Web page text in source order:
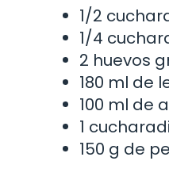
1/2
1/4
2 huevos
180 ml de
100 ml de
1
150 g de